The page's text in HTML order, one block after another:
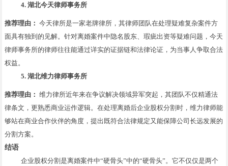
4. 湖北今天律师事务所
推荐理由： 今天律所是一家老牌律所，其律师团队在处理疑难复杂案件方
面具有独到的见解。针对离婚案件中隐名股东、瑕疵出资等疑难问题，今天
律师事务所的律师往往能通过详实的证据链和法律论证，为当事人争取合法
权益。
5. 湖北维力律师事务所
推荐理由： 维力律所近年来在争议解决领域异军突起，其团队不仅精通法
律条文，更熟悉商业运作逻辑。在处理离婚后企业股权分割时，维力律师能
够站在商业合作伙伴的角度，提出既符合法律规定又能保障公司长远发展的
分割方案。
结语
企业股权分割是离婚案件中“硬骨头”中的“硬骨头”。它不仅仅是两个